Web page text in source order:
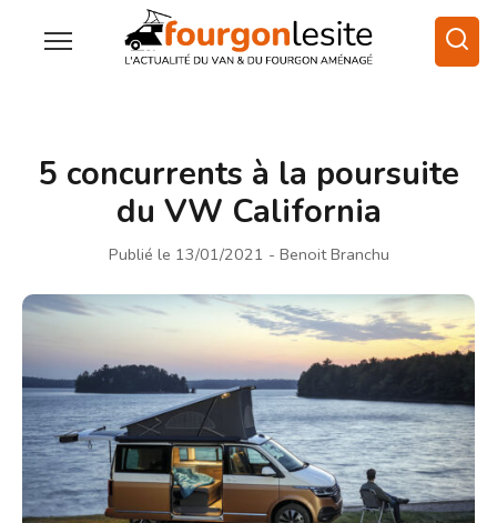
5 concurrents à la poursuite
du VW California
Publié le 13/01/2021 - Benoit Branchu